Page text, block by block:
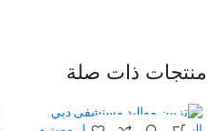
منتجات ذات صلة